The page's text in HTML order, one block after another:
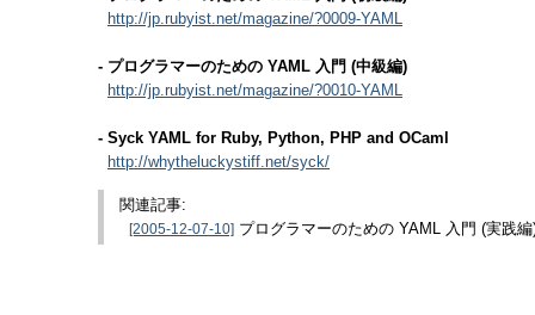
http://jp.rubyist.net/magazine/?0009-YAML
- プログラマーのための YAML 入門 (中級編)
http://jp.rubyist.net/magazine/?0010-YAML
- Syck YAML for Ruby, Python, PHP and OCaml
http://whytheluckystiff.net/syck/
関連記事:
[2005-12-07-10] プログラマーのための YAML 入門 (実践編